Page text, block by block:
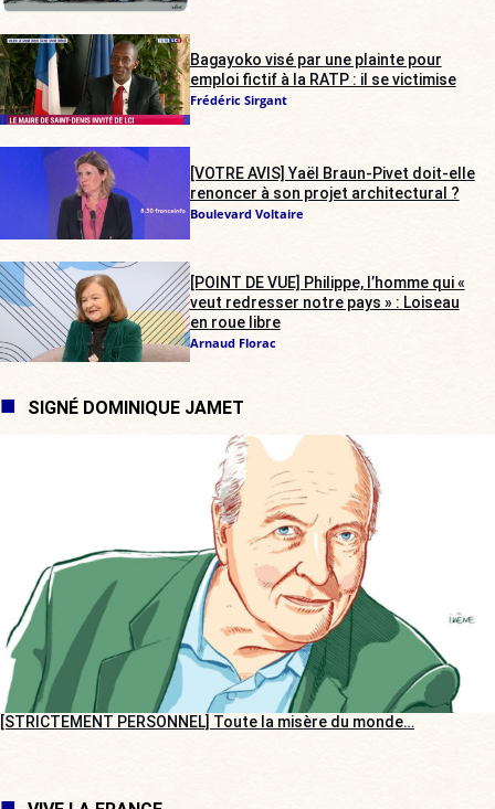
Bagayoko visé par une plainte pour
emploi fictif à la RATP : il se victimise
Frédéric Sirgant
[VOTRE AVIS] Yaël Braun-Pivet doit-elle
renoncer à son projet architectural ?
Boulevard Voltaire
[POINT DE VUE] Philippe, l’homme qui «
veut redresser notre pays » : Loiseau
en roue libre
Arnaud Florac
SIGNÉ DOMINIQUE JAMET
[STRICTEMENT PERSONNEL] Toute la misère du monde…